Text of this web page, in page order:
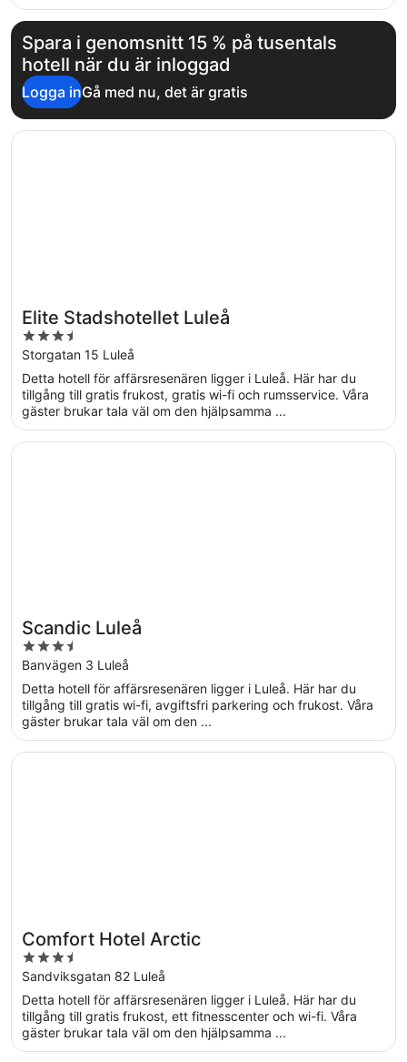
Spara i genomsnitt 15 % på tusentals
hotell när du är inloggad
Logga inGå med nu, det är gratis
Elite Stadshotellet Luleå
3.5
out
of
5
Storgatan 15 Luleå
Detta hotell för affärsresenären ligger i Luleå. Här har du
tillgång till gratis frukost, gratis wi-fi och rumsservice. Våra
gäster brukar tala väl om den hjälpsamma ...
Öppnas i ett nytt fönster
Elite Stadshotellet Luleå
Scandic Luleå
3.5
out
of
5
Banvägen 3 Luleå
Detta hotell för affärsresenären ligger i Luleå. Här har du
tillgång till gratis wi-fi, avgiftsfri parkering och frukost. Våra
gäster brukar tala väl om den ...
Öppnas i ett nytt fönster
Scandic Luleå
Comfort Hotel Arctic
3.5
out
of
5
Sandviksgatan 82 Luleå
Detta hotell för affärsresenären ligger i Luleå. Här har du
tillgång till gratis frukost, ett fitnesscenter och wi-fi. Våra
gäster brukar tala väl om den hjälpsamma ...
Öppnas i ett nytt fönster
Comfort Hotel Arctic